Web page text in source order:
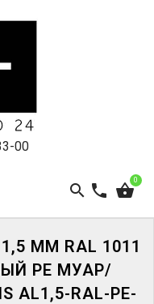
00
0
ММ RAL 1011
PE МУАР/
AL1,5-RAL-PE-